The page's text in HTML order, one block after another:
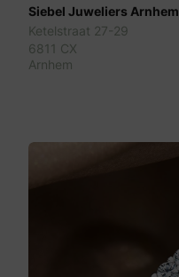
Siebel Juweliers Arnhem
Ketelstraat 27-29
6811 CX
Arnhem